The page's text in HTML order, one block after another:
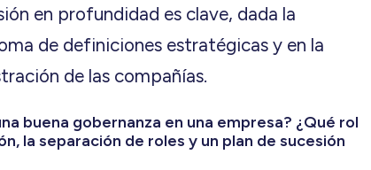
en profundidad es clave, dada la
de definiciones estratégicas y en la
de las compañías.
buena gobernanza en una empresa? ¿Qué rol
la separación de roles y un plan de sucesión